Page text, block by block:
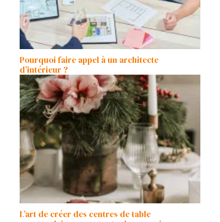
Pourquoi faire appel à un architecte
d’intérieur ?
L’art de créer des centres de table